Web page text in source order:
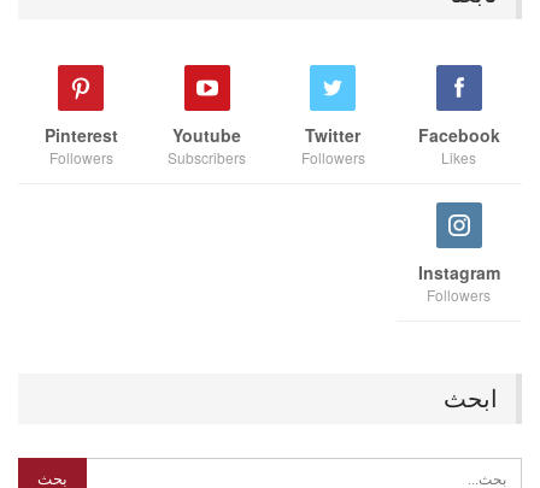
Facebook
Likes
Twitter
Followers
Youtube
Subscribers
Pinterest
Followers
Instagram
Followers
ابحث